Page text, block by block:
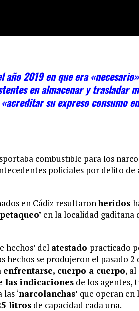
año 2019 en que era
en almacenar y trasladar
su expreso consumo
combustible para los
policiales por delito
en Cádiz resultaronheridos
en la localidad gaditana
hechos’ del atestado practicado
hechos se produjeron el pasado
enfrentarse, cuerpo a cuerpo,
las indicaciones de los agentes,
‘narcolanchas’ que operan en
litros de capacidad cada una.